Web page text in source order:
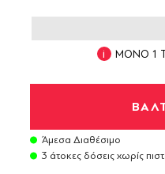
ΜΟΝΟ 1
Άμεσα Διαθέσιμο
3 άτοκες δόσεις χωρίς